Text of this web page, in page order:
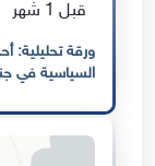
قبل 1 شهر
ورقة تحليلية:
السياسية في